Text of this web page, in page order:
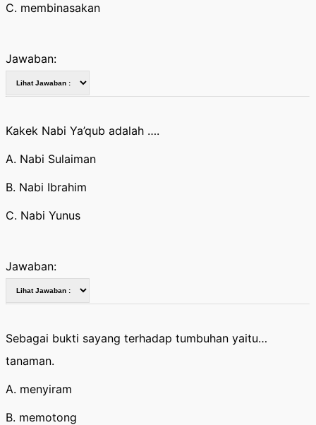
C. membinasakan
Jawaban:
Kakek Nabi Ya’qub adalah ….
A. Nabi Sulaiman
B. Nabi Ibrahim
C. Nabi Yunus
Jawaban:
Sebagai bukti sayang terhadap tumbuhan yaitu…
tanaman.
A. menyiram
B. memotong